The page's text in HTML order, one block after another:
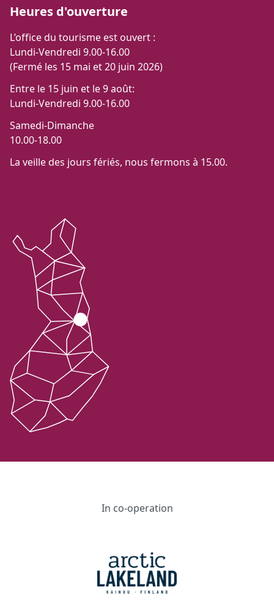
Heures d'ouverture
L’office du tourisme est ouvert :
Lundi-Vendredi 9.00-16.00
(Fermé les 15 mai et 20 juin 2026)
Entre le 15 juin et le 9 août:
Lundi-Vendredi 9.00-16.00
Samedi-Dimanche
10.00-18.00
La veille des jours fériés, nous fermons à 15.00.
In co-operation